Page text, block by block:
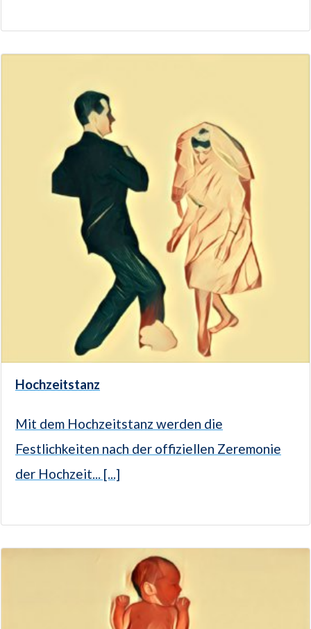
Hochzeitstanz
Mit dem Hochzeitstanz werden die
Festlichkeiten nach der offiziellen Zeremonie
der Hochzeit... [...]